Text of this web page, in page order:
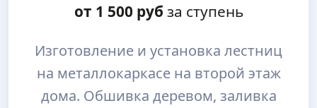
от 1 500руб за ступень
Изготовление и установка лестниц
на металлокаркасе на второй этаж
дома. Обшивка деревом, заливка